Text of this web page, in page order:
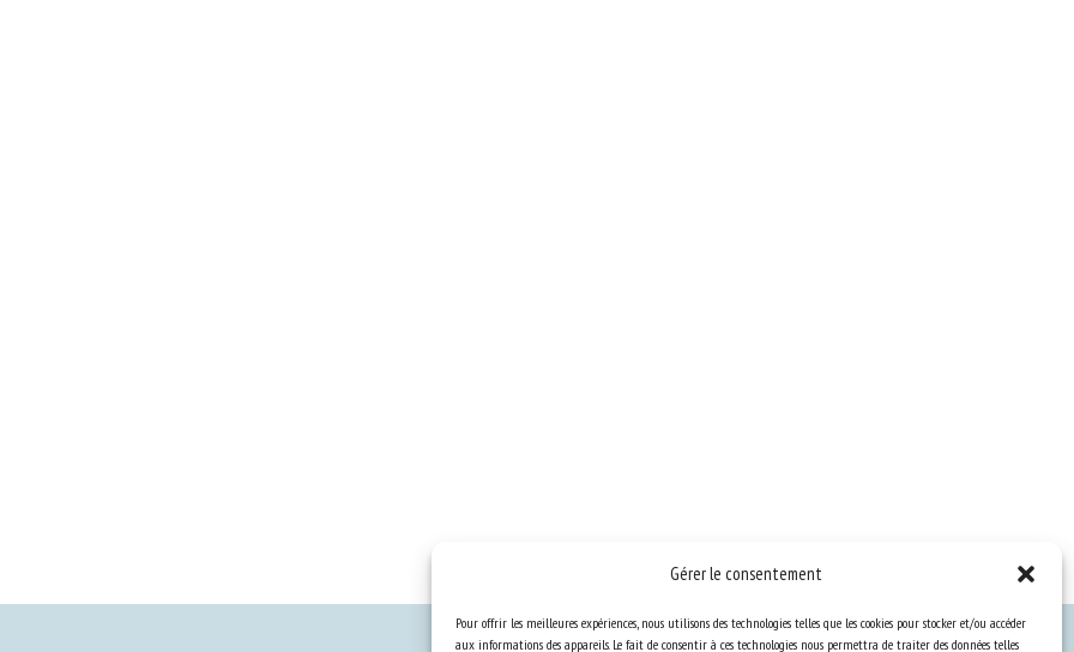
Gérer le consentement
Pour offrir les meilleures expériences, nous utilisons des technologies telles que les cookies pour stocker et/ou accéder
aux informations des appareils. Le fait de consentir à ces technologies nous permettra de traiter des données telles